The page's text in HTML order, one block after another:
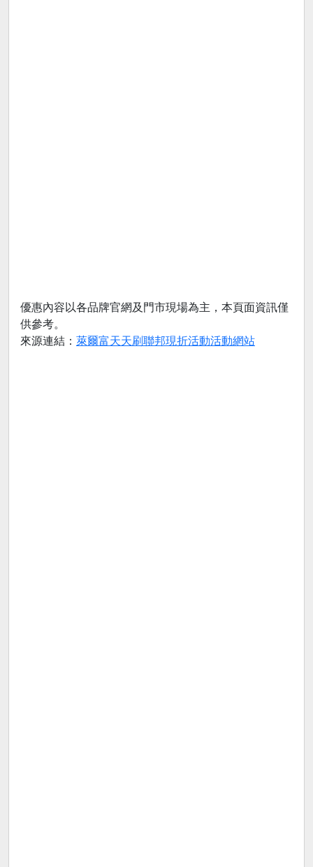
優惠內容以各品牌官網及門市現場為主，本頁面資訊僅
供參考。
來源連結： 萊爾富天天刷聯邦現折活動活動網站